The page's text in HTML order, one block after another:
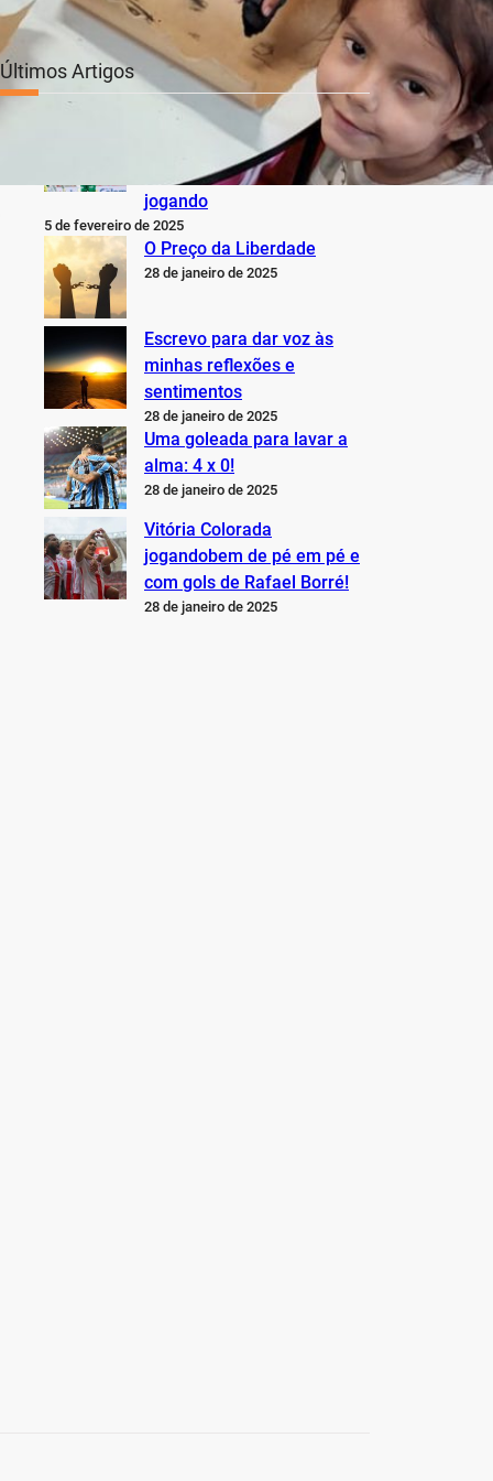
Últimos Artigos
O Inter não está jogando
nem perto do que sabe,
pode e deveria estar
jogando
5 de fevereiro de 2025
O Preço da Liberdade
28 de janeiro de 2025
Escrevo para dar voz às
minhas reflexões e
sentimentos
28 de janeiro de 2025
Uma goleada para lavar a
alma: 4 x 0!
28 de janeiro de 2025
Vitória Colorada
jogandobem de pé em pé e
com gols de Rafael Borré!
28 de janeiro de 2025